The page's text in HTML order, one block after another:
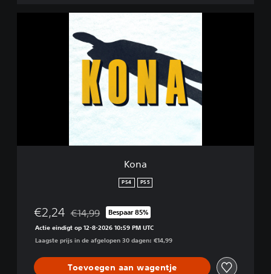
Kona
PS4 PS5
€2,24 Korting ten opzichte van de oorspronkelijke prijs
€14,99 Bespaar 85%
Actie eindigt op 12-8-2026 10:59 PM UTC
Laagste prijs in de afgelopen 30 dagen: €14,99
Toevoegen aan wagentje